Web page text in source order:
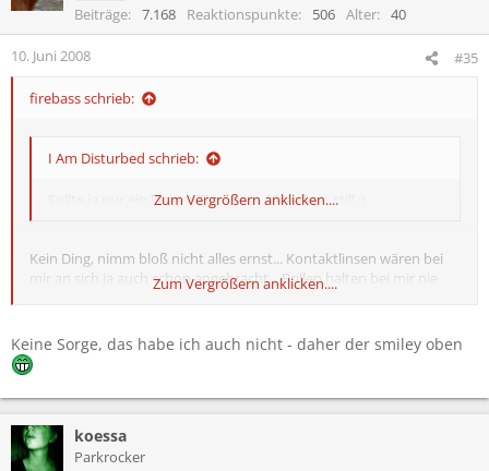
Beiträge 7.168 Reaktionspunkte 506 Alter 40
10. Juni 2008 #35
firebass schrieb:
I Am Disturbed schrieb:
Sollte ja nur ein kleiner Tipp sein - bin schon still ;)
Zum Vergrößern anklicken....
Kein Ding, nimm bloß nicht alles ernst... Kontaktlinsen wären bei
mir an sich ja auch schon angebracht... Brillen halten bei mir nie
Zum Vergrößern anklicken....
Keine Sorge, das habe ich auch nicht - daher der smiley oben
koessa
Parkrocker